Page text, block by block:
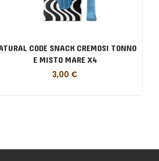
CODE SNACK CREMOSI TONNO
E MISTO MARE X4
3,00 €